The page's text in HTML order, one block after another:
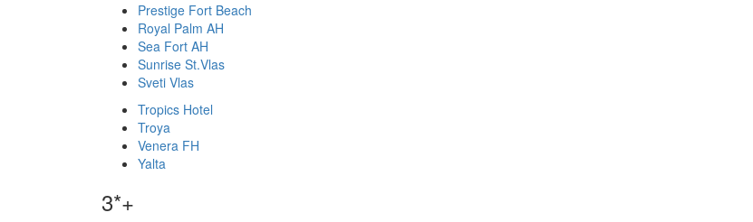
Prestige Fort Beach
Royal Palm AH
Sea Fort AH
Sunrise St.Vlas
Sveti Vlas
Tropics Hotel
Troya
Venera FH
Yalta
3*+